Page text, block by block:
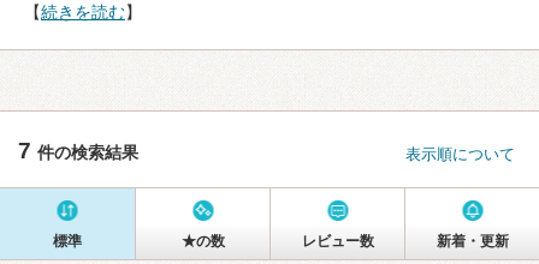
【続きを読む】
7 件の検索結果 表示順について
標準 ★の数 レビュー数 新着・更新